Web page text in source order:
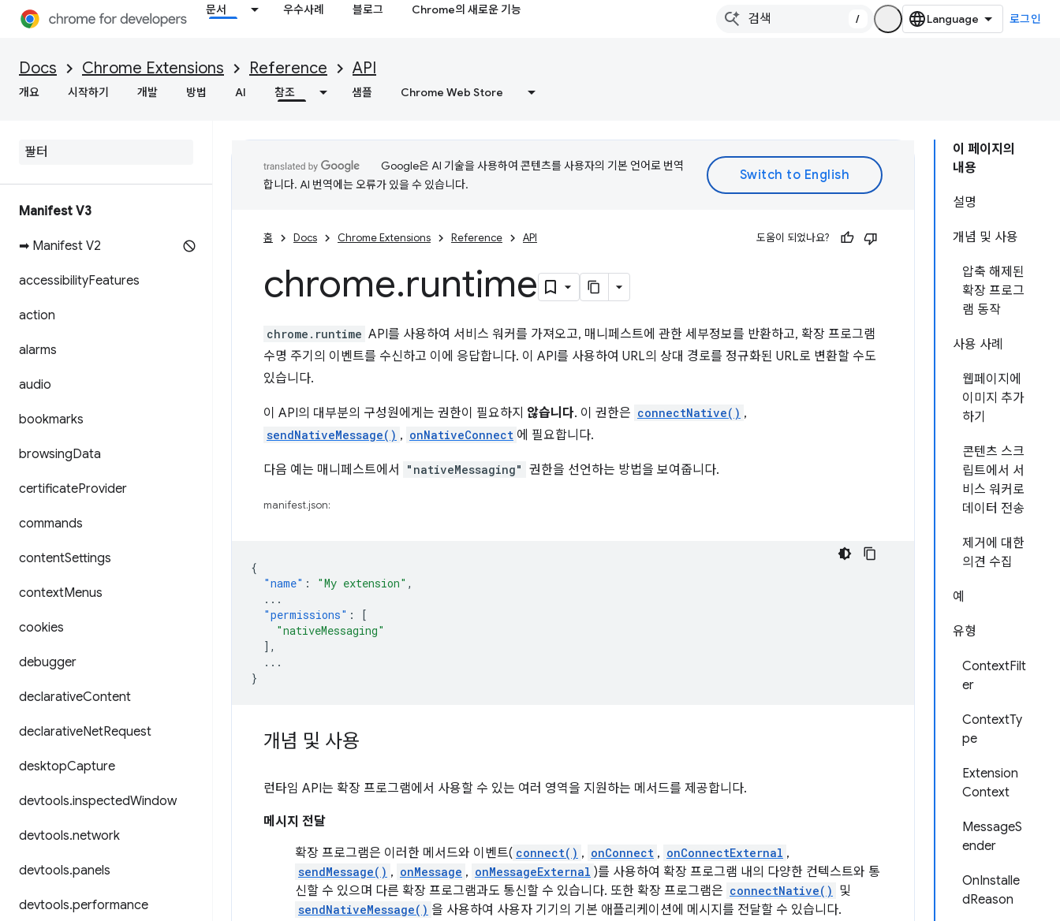
문서 우수사례 블로그 Chrome의 새로운 기능
/ 로그인
Docs Chrome Extensions Reference API
개요 시작하기 개발 방법 AI 참조 샘플 Chrome Web Store
Manifest V3
➡ Manifest V2
accessibilityFeatures
action
alarms
audio
bookmarks
browsingData
certificateProvider
commands
contentSettings
contextMenus
cookies
debugger
declarativeContent
declarativeNetRequest
desktopCapture
devtools.inspectedWindow
devtools.network
devtools.panels
devtools.performance
이 페이지의
내용
설명
개념 및 사용
압축 해제된
확장 프로그
램 동작
사용 사례
웹페이지에
이미지 추가
하기
콘텐츠 스크
립트에서 서
비스 워커로
데이터 전송
제거에 대한
의견 수집
예
유형
ContextFilt
er
ContextTy
pe
Extension
Context
MessageS
ender
OnInstalle
dReason
Google은 AI 기술을 사용하여 콘텐츠를 사용자의 기본 언어로 번역
합니다. AI 번역에는 오류가 있을 수 있습니다.
홈 Docs Chrome Extensions Reference API 도움이 되었나요?
chrome.runtime
chrome.runtime API를 사용하여 서비스 워커를 가져오고, 매니페스트에 관한 세부정보를 반환하고, 확장 프로그램
수명 주기의 이벤트를 수신하고 이에 응답합니다. 이 API를 사용하여 URL의 상대 경로를 정규화된 URL로 변환할 수도
있습니다.
이 API의 대부분의 구성원에게는 권한이 필요하지 않습니다. 이 권한은 connectNative() ,
sendNativeMessage() , onNativeConnect 에 필요합니다.
다음 예는 매니페스트에서 "nativeMessaging" 권한을 선언하는 방법을 보여줍니다.
manifest.json:
{
"name" : "My extension" ,
...
"permissions" :
[
"nativeMessaging"
],
...
}
개념 및 사용
런타임 API는 확장 프로그램에서 사용할 수 있는 여러 영역을 지원하는 메서드를 제공합니다.
메시지 전달
확장 프로그램은 이러한 메서드와 이벤트( connect() , onConnect , onConnectExternal ,
sendMessage() , onMessage , onMessageExternal )를 사용하여 확장 프로그램 내의 다양한 컨텍스트와 통
신할 수 있으며 다른 확장 프로그램과도 통신할 수 있습니다. 또한 확장 프로그램은 connectNative() 및
sendNativeMessage() 을 사용하여 사용자 기기의 기본 애플리케이션에 메시지를 전달할 수 있습니다.